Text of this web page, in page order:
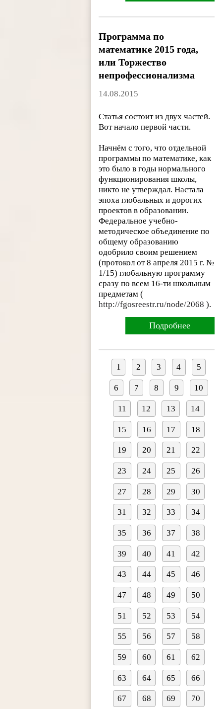
Программа по
математике 2015 года,
или Торжество
непрофессионализма
14.08.2015
Статья состоит из двух частей.
Вот начало первой части.
Начнём с того, что отдельной
программы по математике, как
это было в годы нормального
функционирования школы,
никто не утверждал. Настала
эпоха глобальных и дорогих
проектов в образовании.
Федеральное учебно-
методическое объединение по
общему образованию
одобрило своим решением
(протокол от 8 апреля 2015 г. №
1/15) глобальную программу
сразу по всем 16-ти школьным
предметам (
http://fgosreestr.ru/node/2068 ).
Подробнее
1 2 3 4 5
6 7 8 9 10
11 12 13 14
15 16 17 18
19 20 21 22
23 24 25 26
27 28 29 30
31 32 33 34
35 36 37 38
39 40 41 42
43 44 45 46
47 48 49 50
51 52 53 54
55 56 57 58
59 60 61 62
63 64 65 66
67 68 69 70